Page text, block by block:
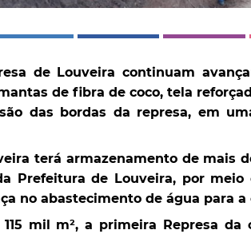
de Louveira continuam
de fibra de coco, tela
das bordas da represa, em
terá armazenamento de mais
Prefeitura de Louveira, por meio
no abastecimento de água para a
mil m², a primeira Represa da